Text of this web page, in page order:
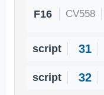
F16 CV558
script 31
script 32